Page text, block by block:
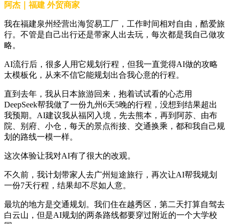
阿杰｜福建 外贸商家
我在福建泉州经营出海贸易工厂，工作时间相对自由，酷爱旅
行。不管是自己出行还是带家人出去玩，每次都是我自己做攻
略。
AI流行后，很多人用它规划行程，但我一直觉得AI做的攻略
太模板化，从来不信它能规划出合我心意的行程。
直到去年，我从日本旅游回来，抱着试试看的心态用
DeepSeek帮我做了一份九州6天5晚的行程，没想到结果超出
我预期。AI建议我从福冈入境，先去熊本，再到阿苏、由布
院、别府、小仓，每天的景点衔接、交通换乘，都和我自己规
划的路线一模一样。
这次体验让我对AI有了很大的改观。
不久前，我计划带家人去广州短途旅行，再次让AI帮我规划
一份7天行程，结果却不尽如人意。
最坑的地方是交通规划。我们住在越秀区，第二天打算自驾去
白云山，但是AI规划的两条路线都要穿过附近的一个大学校